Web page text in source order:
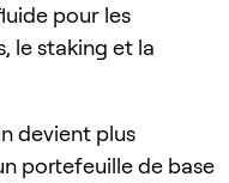
pour les
le staking et la
devient plus
portefeuille de base